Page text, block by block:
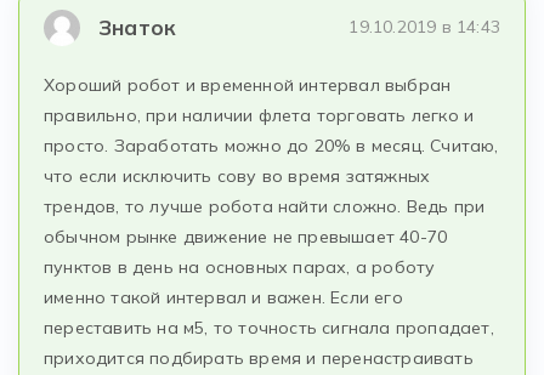
Знаток 19.10.2019 в 14:43
Хороший робот и временной интервал выбран
правильно, при наличии флета торговать легко и
просто. Заработать можно до 20% в месяц. Считаю,
что если исключить сову во время затяжных
трендов, то лучше робота найти сложно. Ведь при
обычном рынке движение не превышает 40-70
пунктов в день на основных парах, а роботу
именно такой интервал и важен. Если его
переставить на м5, то точность сигнала пропадает,
приходится подбирать время и перенастраивать